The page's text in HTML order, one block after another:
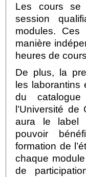
Les cours se
session
modules.
manière
heures de
De plus, la
les laborantins
du
l’Université
aura le label
pouvoir
formation de
chaque
de